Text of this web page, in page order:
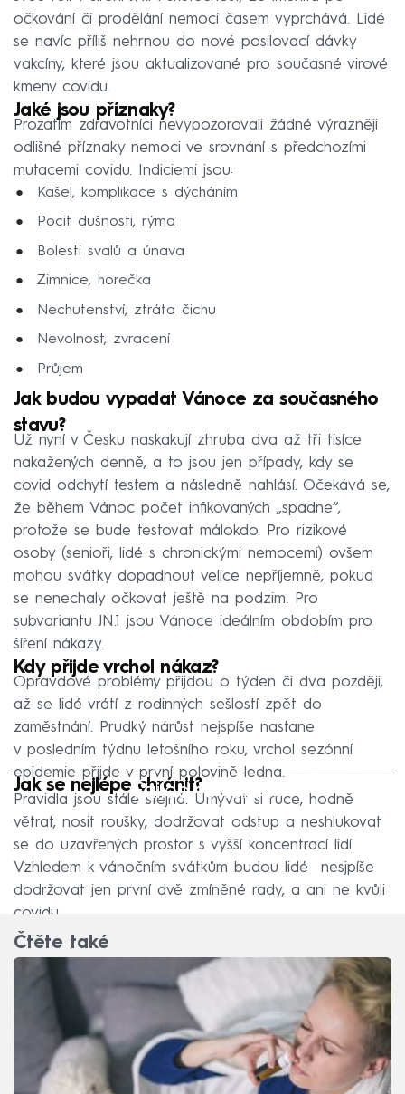
očkování či prodělání nemoci časem vyprchává. Lidé
se navíc příliš nehrnou do nové posilovací dávky
vakcíny, které jsou aktualizované pro současné virové
kmeny covidu.
Jaké jsou příznaky?
Prozatím zdravotníci nevypozorovali žádné výrazněji
odlišné příznaky nemoci ve srovnání s předchozími
mutacemi covidu. Indiciemi jsou:
Kašel, komplikace s dýcháním
Pocit dušnosti, rýma
Bolesti svalů a únava
Zimnice, horečka
Nechutenství, ztráta čichu
Nevolnost, zvracení
Průjem
Jak budou vypadat Vánoce za současného
stavu?
Už nyní v Česku naskakují zhruba dva až tři tisíce
nakažených denně, a to jsou jen případy, kdy se
covid odchytí testem a následně nahlásí. Očekává se,
že během Vánoc počet infikovaných „spadne“,
protože se bude testovat málokdo. Pro rizikové
osoby (senioři, lidé s chronickými nemocemi) ovšem
mohou svátky dopadnout velice nepříjemně, pokud
se nenechaly očkovat ještě na podzim. Pro
subvariantu JN.1 jsou Vánoce ideálním obdobím pro
šíření nákazy.
Kdy přijde vrchol nákaz?
Opravdové problémy přijdou o týden či dva později,
až se lidé vrátí z rodinných sešlostí zpět do
zaměstnání. Prudký nárůst nejspíše nastane
v posledním týdnu letošního roku, vrchol sezónní
epidemie přijde v první polovině ledna.
Failed to fetch
Jak se nejlépe chránit?
Pravidla jsou stále stejná. Umývat si ruce, hodně
větrat, nosit roušky, dodržovat odstup a neshlukovat
se do uzavřených prostor s vyšší koncentrací lidí.
Vzhledem k vánočním svátkům budou lidé nesjpíše
dodržovat jen první dvě zmíněné rady, a ani ne kvůli
covidu.
Čtěte také